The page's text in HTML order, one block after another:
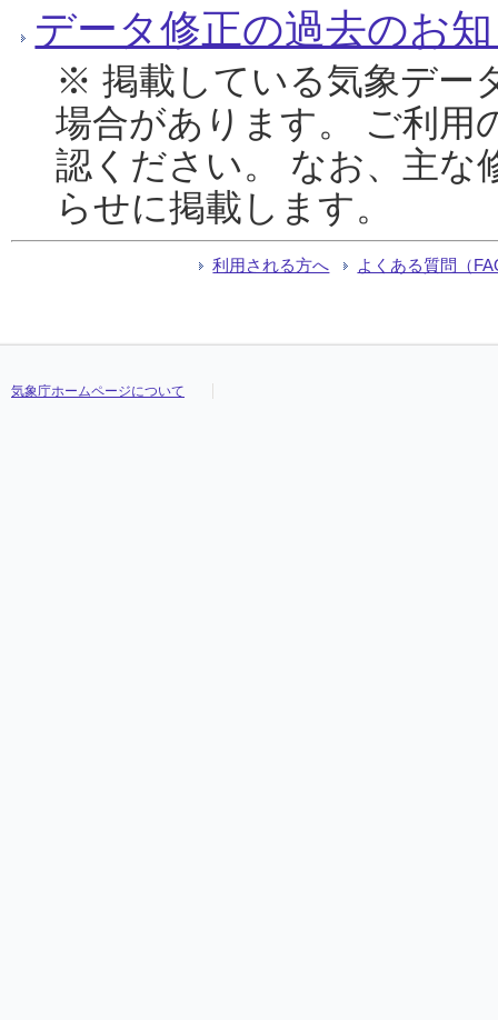
データ修正の過去のお
※ 掲載している気象デー
場合があります。 ご利用
認ください。 なお、主な
らせに掲載します。
利用される方へ よくある質問（
気象庁ホームページについて